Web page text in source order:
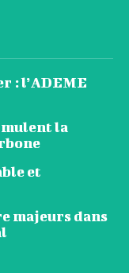
: l’ADEME
la
et
majeurs dans